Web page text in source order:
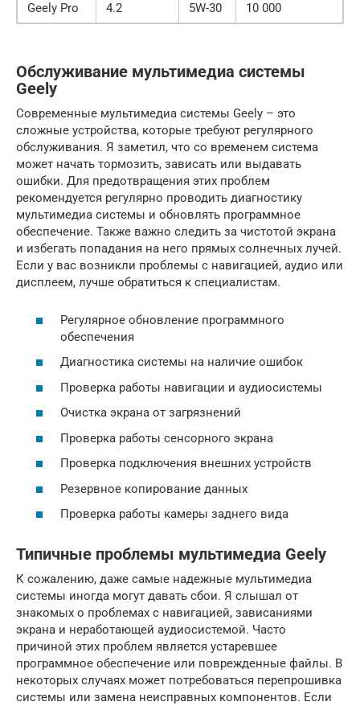
Geely Pro 4.2 5W-30 10 000
Обслуживание мультимедиа системы
Geely
Современные мультимедиа системы Geely – это
сложные устройства, которые требуют регулярного
обслуживания. Я заметил, что со временем система
может начать тормозить, зависать или выдавать
ошибки. Для предотвращения этих проблем
рекомендуется регулярно проводить диагностику
мультимедиа системы и обновлять программное
обеспечение. Также важно следить за чистотой экрана
и избегать попадания на него прямых солнечных лучей.
Если у вас возникли проблемы с навигацией, аудио или
дисплеем, лучше обратиться к специалистам.
Регулярное обновление программного
обеспечения
Диагностика системы на наличие ошибок
Проверка работы навигации и аудиосистемы
Очистка экрана от загрязнений
Проверка работы сенсорного экрана
Проверка подключения внешних устройств
Резервное копирование данных
Проверка работы камеры заднего вида
Типичные проблемы мультимедиа Geely
К сожалению, даже самые надежные мультимедиа
системы иногда могут давать сбои. Я слышал от
знакомых о проблемах с навигацией, зависаниями
экрана и неработающей аудиосистемой. Часто
причиной этих проблем является устаревшее
программное обеспечение или поврежденные файлы. В
некоторых случаях может потребоваться перепрошивка
системы или замена неисправных компонентов. Если